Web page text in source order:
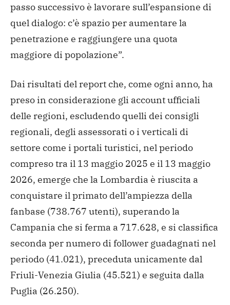
passo successivo è lavorare sull’espansione di
quel dialogo: c’è spazio per aumentare la
penetrazione e raggiungere una quota
maggiore di popolazione”.
Dai risultati del report che, come ogni anno, ha
preso in considerazione gli account ufficiali
delle regioni, escludendo quelli dei consigli
regionali, degli assessorati o i verticali di
settore come i portali turistici, nel periodo
compreso tra il 13 maggio 2025 e il 13 maggio
2026, emerge che la Lombardia è riuscita a
conquistare il primato dell’ampiezza della
fanbase (738.767 utenti), superando la
Campania che si ferma a 717.628, e si classifica
seconda per numero di follower guadagnati nel
periodo (41.021), preceduta unicamente dal
Friuli-Venezia Giulia (45.521) e seguita dalla
Puglia (26.250).